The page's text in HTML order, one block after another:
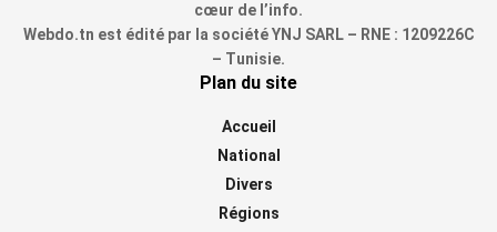
cœur de l’info.
Webdo.tn est édité par la société YNJ SARL – RNE : 1209226C
– Tunisie.
Plan du site
Accueil
National
Divers
Régions